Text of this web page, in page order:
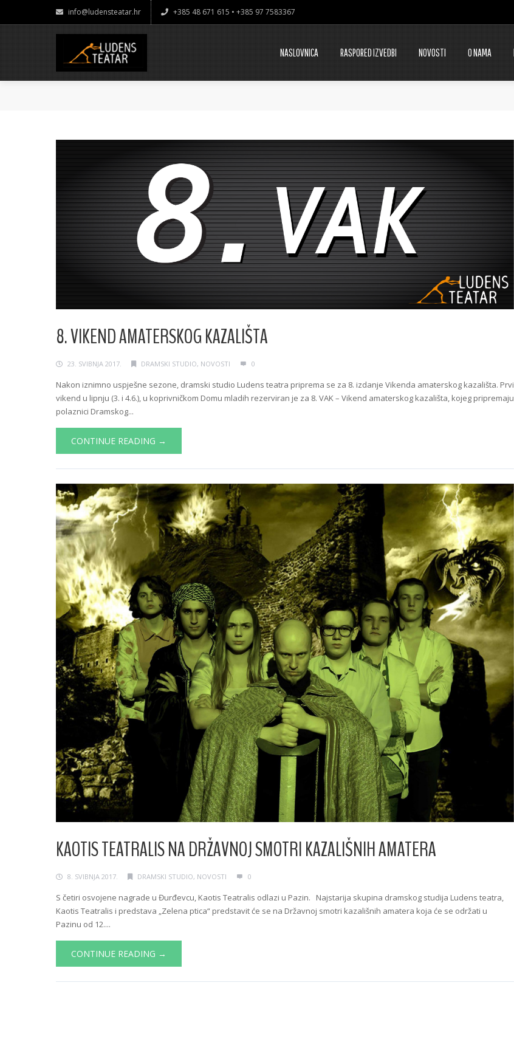
info@ludensteatar.hr +385 48 671 615 • +385 97 7583367
NASLOVNICA RASPORED IZVEDBI NOVOSTI O NAMA
8. VIKEND AMATERSKOG KAZALIŠTA
23. SVIBNJA 2017. DRAMSKI STUDIO, NOVOSTI 0
Nakon iznimno uspješne sezone, dramski studio Ludens teatra priprema se za 8. izdanje Vikenda amaterskog kazališta. Prvi
vikend u lipnju (3. i 4.6.), u koprivničkom Domu mladih rezerviran je za 8. VAK – Vikend amaterskog kazališta, kojeg pripremaju
polaznici Dramskog...
CONTINUE READING →
KAOTIS TEATRALIS NA DRŽAVNOJ SMOTRI KAZALIŠNIH AMATERA
8. SVIBNJA 2017. DRAMSKI STUDIO, NOVOSTI 0
S četiri osvojene nagrade u Đurđevcu, Kaotis Teatralis odlazi u Pazin. Najstarija skupina dramskog studija Ludens teatra,
Kaotis Teatralis i predstava „Zelena ptica“ predstavit će se na Državnoj smotri kazališnih amatera koja će se održati u
Pazinu od 12....
CONTINUE READING →